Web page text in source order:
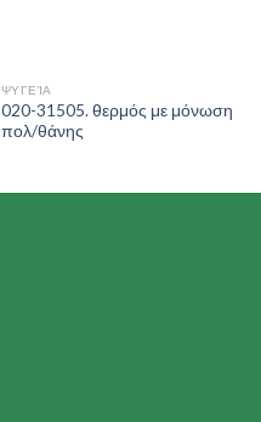
ΨΥΓΕΊΑ
020-31505. θερμός με μόνωση
πολ/θάνης